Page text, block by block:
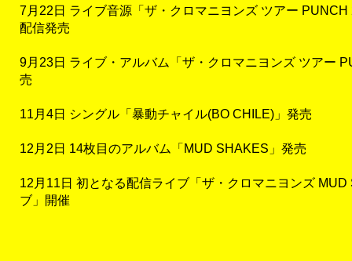
7月22日 ライブ音源「ザ・クロマニヨンズ ツアー
配信発売
9月23日 ライブ・アルバム「ザ・クロマニヨンズ ツアー
売
11月4日 シングル「暴動チャイル(BO CHILE)」発売
12月2日 14枚目のアルバム「MUD SHAKES」発売
12月11日 初となる配信ライブ「ザ・クロマニヨンズ
ブ」開催